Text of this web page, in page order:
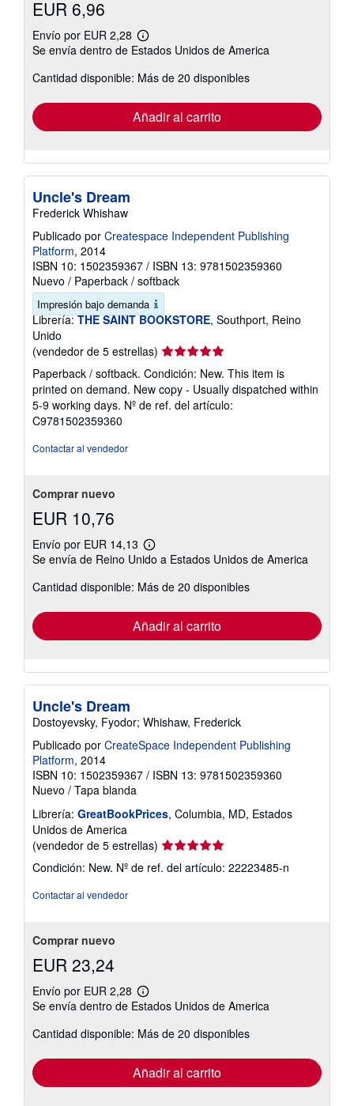
EUR 6,96
Envío por EUR 2,28
Más
información
las
envío
Se envía dentro de Estados Unidos de America
Cantidad disponible: Más de 20 disponibles
Añadir al carrito
Uncle's Dream
Frederick Whishaw
Publicado por Createspace Independent Publishing
Platform, 2014
ISBN 10: 1502359367 / ISBN 13: 9781502359360
Nuevo / Paperback / softback
Impresión bajo demanda
Librería: THE SAINT BOOKSTORE, Southport, Reino
Unido
(vendedor de 5 estrellas) Calificación
del
vendedor:
5
de
Paperback / softback. Condición: New. This item is
printed on demand. New copy - Usually dispatched within
5-9 working days. Nº de ref. del artículo:
C9781502359360
Contactar al vendedor
Comprar nuevo
EUR 10,76
Envío por EUR 14,13
Más
información
las
envío
Se envía de Reino Unido a Estados Unidos de America
Cantidad disponible: Más de 20 disponibles
Añadir al carrito
Uncle's Dream
Dostoyevsky, Fyodor; Whishaw, Frederick
Publicado por CreateSpace Independent Publishing
Platform, 2014
ISBN 10: 1502359367 / ISBN 13: 9781502359360
Nuevo / Tapa blanda
Librería: GreatBookPrices, Columbia, MD, Estados
Unidos de America
(vendedor de 5 estrellas) Calificación
del
vendedor:
Condición: New. Nº de ref. del artículo: 22223485-n
Contactar al vendedor
Comprar nuevo
EUR 23,24
Envío por EUR 2,28
Más
información
las
envío
Se envía dentro de Estados Unidos de America
Cantidad disponible: Más de 20 disponibles
Añadir al carrito